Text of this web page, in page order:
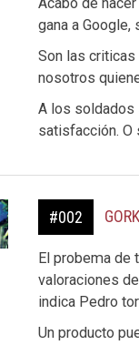
gana a Google,
Son las
nosotros
A los soldados
satisfacción. O
#002
El probema de
valoraciones
indica Pedro
Un producto